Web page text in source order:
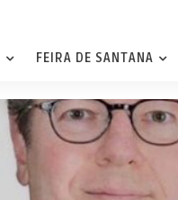
FEIRA DE SANTANA